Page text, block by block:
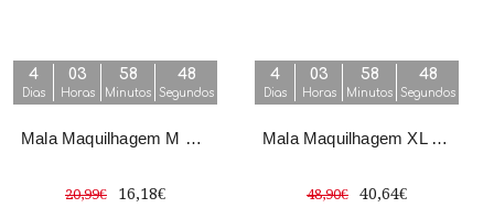
4
Dias
03
Horas
58
Minutos
47
Segundos
Mala Maquilhagem M Rosa
20,99€ 16,18€
4
Dias
03
Horas
58
Minutos
48
Segundos
Mala Maquilhagem XL Rosa
48,90€ 40,64€